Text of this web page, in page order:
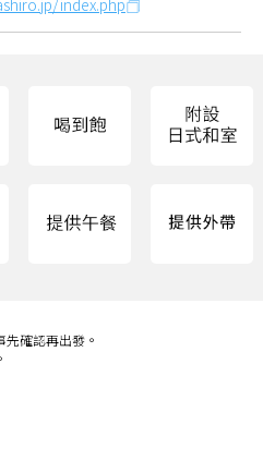
index.php
確認再出發。